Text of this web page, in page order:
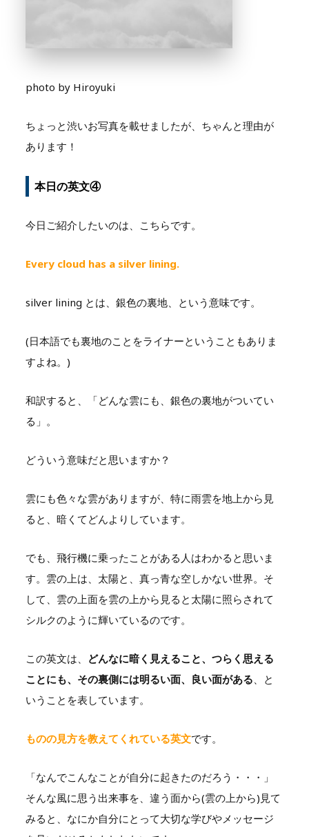
photo by Hiroyuki
ちょっと渋いお写真を載せましたが、ちゃんと理由が
あります！
本日の英文④
今日ご紹介したいのは、こちらです。
Every cloud has a silver lining.
silver lining とは、銀色の裏地、という意味です。
(日本語でも裏地のことをライナーということもありま
すよね。)
和訳すると、「どんな雲にも、銀色の裏地がついてい
る」。
どういう意味だと思いますか？
雲にも色々な雲がありますが、特に雨雲を地上から見
ると、暗くてどんよりしています。
でも、飛行機に乗ったことがある人はわかると思いま
す。雲の上は、太陽と、真っ青な空しかない世界。そ
して、雲の上面を雲の上から見ると太陽に照らされて
シルクのように輝いているのです。
この英文は、
どんなに暗く見えること、つらく思える
ことにも、その裏側には明るい面、良い面がある 、と
いうことを表しています。
ものの見方を教えてくれている英文です。
「なんでこんなことが自分に起きたのだろう・・・」
そんな風に思う出来事を、違う面から(雲の上から)見て
みると、なにか自分にとって大切な学びやメッセージ